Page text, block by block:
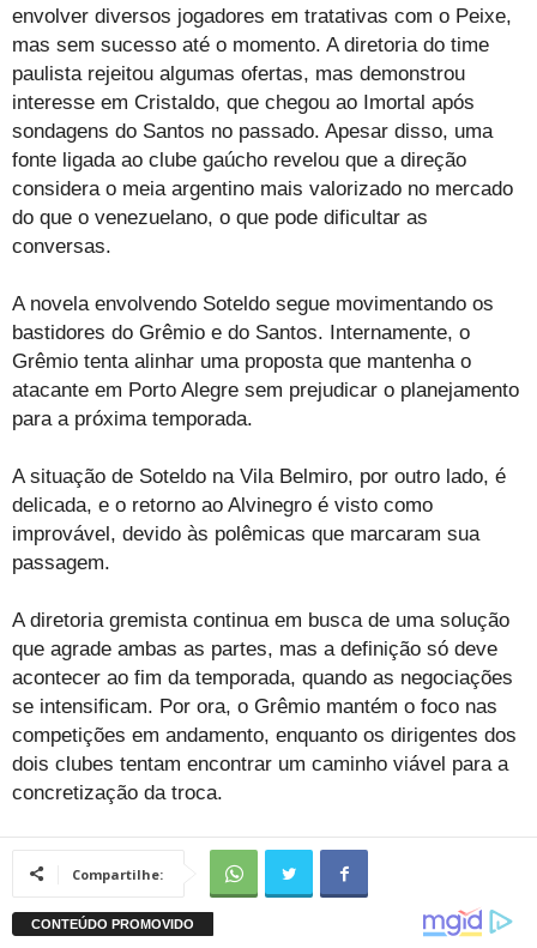
envolver diversos jogadores em tratativas com o Peixe,
mas sem sucesso até o momento. A diretoria do time
paulista rejeitou algumas ofertas, mas demonstrou
interesse em Cristaldo, que chegou ao Imortal após
sondagens do Santos no passado. Apesar disso, uma
fonte ligada ao clube gaúcho revelou que a direção
considera o meia argentino mais valorizado no mercado
do que o venezuelano, o que pode dificultar as
conversas.
A novela envolvendo Soteldo segue movimentando os
bastidores do Grêmio e do Santos. Internamente, o
Grêmio tenta alinhar uma proposta que mantenha o
atacante em Porto Alegre sem prejudicar o planejamento
para a próxima temporada.
A situação de Soteldo na Vila Belmiro, por outro lado, é
delicada, e o retorno ao Alvinegro é visto como
improvável, devido às polêmicas que marcaram sua
passagem.
A diretoria gremista continua em busca de uma solução
que agrade ambas as partes, mas a definição só deve
acontecer ao fim da temporada, quando as negociações
se intensificam. Por ora, o Grêmio mantém o foco nas
competições em andamento, enquanto os dirigentes dos
dois clubes tentam encontrar um caminho viável para a
concretização da troca.
Compartilhe: